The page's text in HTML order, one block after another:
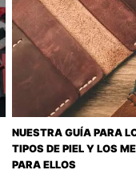
NUESTRA GUÍA PARA
TIPOS DE PIEL Y LOS
PARA ELLOS